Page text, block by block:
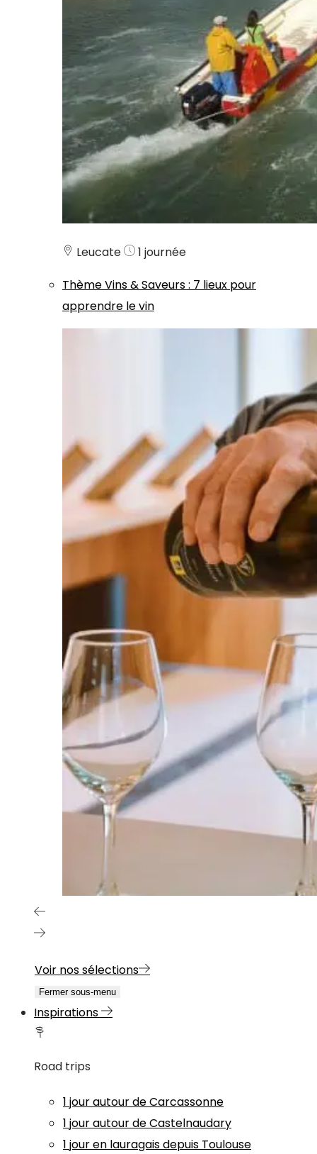
Leucate
1 journée
ThèmeVins & Saveurs: 7 lieux pour
apprendre le vin
Voir nos sélections
Fermer sous-menu
Inspirations
Road trips
1 jour autour de Carcassonne
1 jour autour de Castelnaudary
1 jour en lauragais depuis Toulouse